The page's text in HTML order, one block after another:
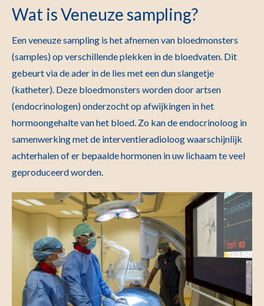
Wat is Veneuze sampling?
Een veneuze sampling is het afnemen van bloedmonsters
(samples) op verschillende plekken in de bloedvaten. Dit
gebeurt via de ader in de lies met een dun slangetje
(katheter). Deze bloedmonsters worden door artsen
(endocrinologen) onderzocht op afwijkingen in het
hormoongehalte van het bloed. Zo kan de endocrinoloog in
samenwerking met de interventieradioloog waarschijnlijk
achterhalen of er bepaalde hormonen in uw lichaam te veel
geproduceerd worden.